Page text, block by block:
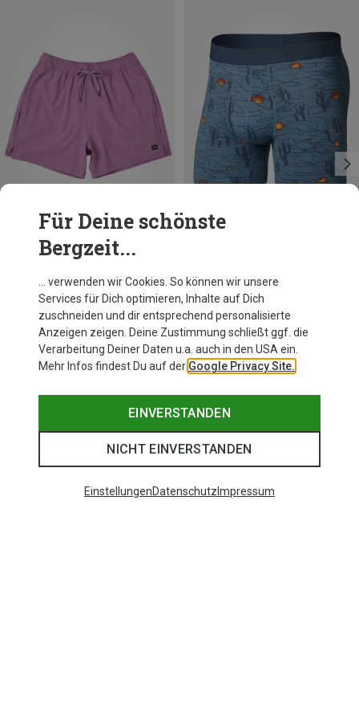
Du sparst 43%
Für Deine schönste
Bergzeit...
… verwenden wir Cookies. So können wir unsere
Services für Dich optimieren, Inhalte auf Dich
zuschneiden und dir entsprechend personalisierte
Anzeigen zeigen. Deine Zustimmung schließt ggf. die
Verarbeitung Deiner Daten u.a. auch in den USA ein.
Mehr Infos findest Du auf der Google Privacy Site.
EINVERSTANDEN
NICHT EINVERSTANDEN
EinstellungenDatenschutz Impressum